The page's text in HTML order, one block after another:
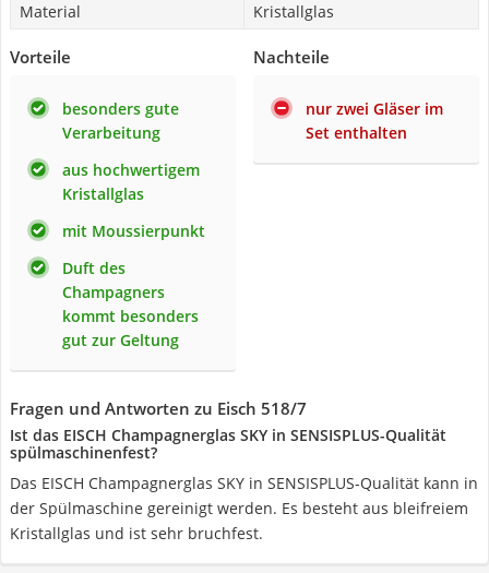
Material
Kristallglas
Vorteile
besonders gute
Verarbeitung
aus hochwertigem
Kristallglas
mit Moussierpunkt
Duft des
Champagners
kommt besonders
gut zur Geltung
Nachteile
nur zwei Gläser im
Set enthalten
Fragen und Antworten zu Eisch 518/7
Ist das EISCH Champagnerglas SKY in SENSISPLUS-Qualität
spülmaschinenfest?
Das EISCH Champagnerglas SKY in SENSISPLUS-Qualität kann in
der Spülmaschine gereinigt werden. Es besteht aus bleifreiem
Kristallglas und ist sehr bruchfest.